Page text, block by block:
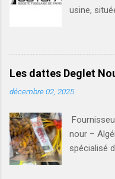
usine,
gros de
papier
différents
(boîtes) •
qualité •
fabrication
production
Les dattes Deglet
décembre 02, 2025
nour –
spécialisé
premium,